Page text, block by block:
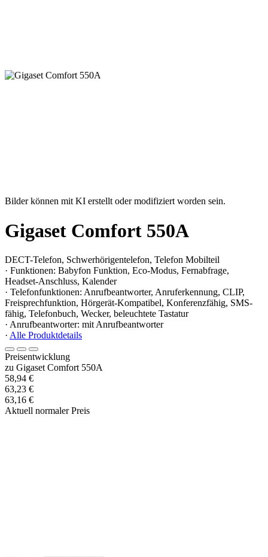
Bilder können mit KI erstellt oder modifiziert worden sein.
Gigaset Comfort 550A
DECT-Telefon, Schwerhörigentelefon, Telefon Mobilteil
· Funktionen: Babyfon Funktion, Eco-Modus, Fernabfrage,
Headset-Anschluss, Kalender
· Telefonfunktionen: Anrufbeantworter, Anruferkennung, CLIP,
Freisprechfunktion, Hörgerät-Kompatibel, Konferenzfähig, SMS-
fähig, Telefonbuch, Wecker, beleuchtete Tastatur
· Anrufbeantworter: mit Anrufbeantworter
· Alle Produktdetails
Preisentwicklung
zu Gigaset Comfort 550A
58,94 €
63,23 €
63,16 €
Aktuell normaler Preis